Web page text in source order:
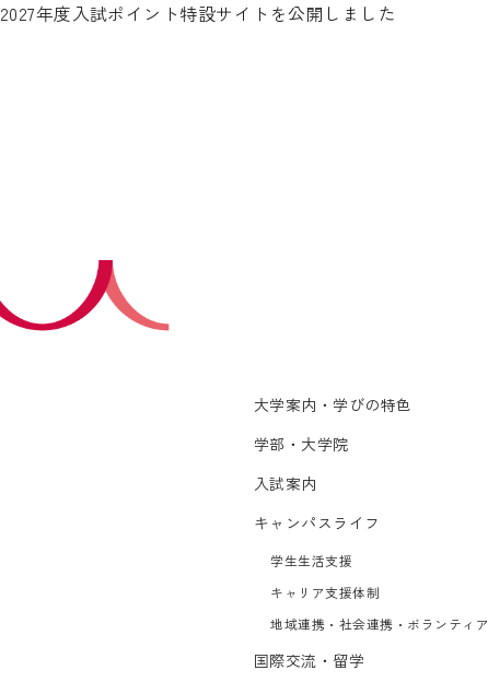
2027年度入試ポイント特設サイトを公開しました
大学案内・学びの特色
学部・大学院
入試案内
キャンパスライフ
学生生活支援
キャリア支援体制
地域連携・社会連携・ボランティア
国際交流・留学